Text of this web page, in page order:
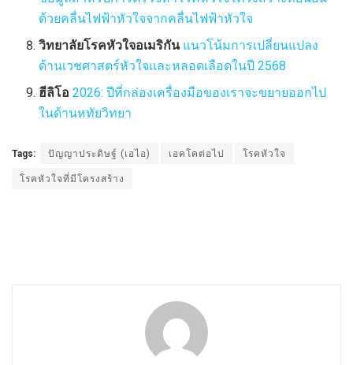
ด้วยคลื่นไฟฟ้าหัวใจจากคลื่นไฟฟ้าหัวใจ
วิทยาลัยโรคหัวใจอเมริกัน แนวโน้มการเปลี่ยนแปลง
ด้านเวชศาสตร์หัวใจและหลอดเลือดในปี 2568
ฮีลิโอ 2026: ปีที่กล่องเครื่องมือของเราจะขยายออกไป
ในด้านหทัยวิทยา
Tags: ปัญญาประดิษฐ์ (เอไอ) เอคโคต่อไป โรคหัวใจ
โรคหัวใจที่มีโครงสร้าง